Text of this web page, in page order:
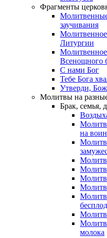
Фрагменты
заучивания
Молитвенное
Литургии
Молитвенное
Всенощного
С нами Бог
Тебе Бога
Утверди,
Молитвы на
Брак, семья,
на
молока